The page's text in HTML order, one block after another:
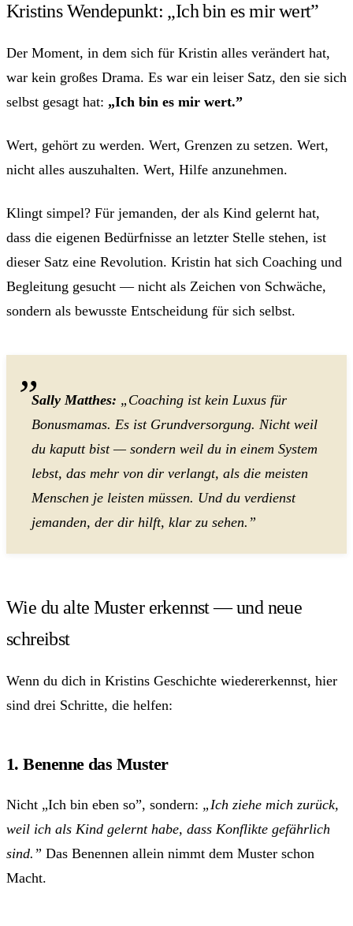
Kristins Wendepunkt: „Ich bin es mir wert”
Der Moment, in dem sich für Kristin alles verändert hat,
war kein großes Drama. Es war ein leiser Satz, den sie sich
selbst gesagt hat: „Ich bin es mir wert.”
Wert, gehört zu werden. Wert, Grenzen zu setzen. Wert,
nicht alles auszuhalten. Wert, Hilfe anzunehmen.
Klingt simpel? Für jemanden, der als Kind gelernt hat,
dass die eigenen Bedürfnisse an letzter Stelle stehen, ist
dieser Satz eine Revolution. Kristin hat sich Coaching und
Begleitung gesucht — nicht als Zeichen von Schwäche,
sondern als bewusste Entscheidung für sich selbst.
Sally Matthes: „Coaching ist kein Luxus für
Bonusmamas. Es ist Grundversorgung. Nicht weil
du kaputt bist — sondern weil du in einem System
lebst, das mehr von dir verlangt, als die meisten
Menschen je leisten müssen. Und du verdienst
jemanden, der dir hilft, klar zu sehen.”
Wie du alte Muster erkennst — und neue
schreibst
Wenn du dich in Kristins Geschichte wiedererkennst, hier
sind drei Schritte, die helfen:
1. Benenne das Muster
Nicht „Ich bin eben so”, sondern: „Ich ziehe mich zurück,
weil ich als Kind gelernt habe, dass Konflikte gefährlich
sind.” Das Benennen allein nimmt dem Muster schon
Macht.